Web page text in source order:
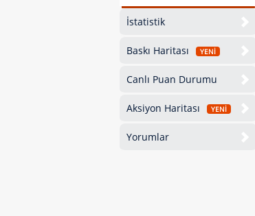
İstatistik
Baskı Haritası YENİ
Canlı Puan Durumu
Aksiyon Haritası YENİ
Yorumlar